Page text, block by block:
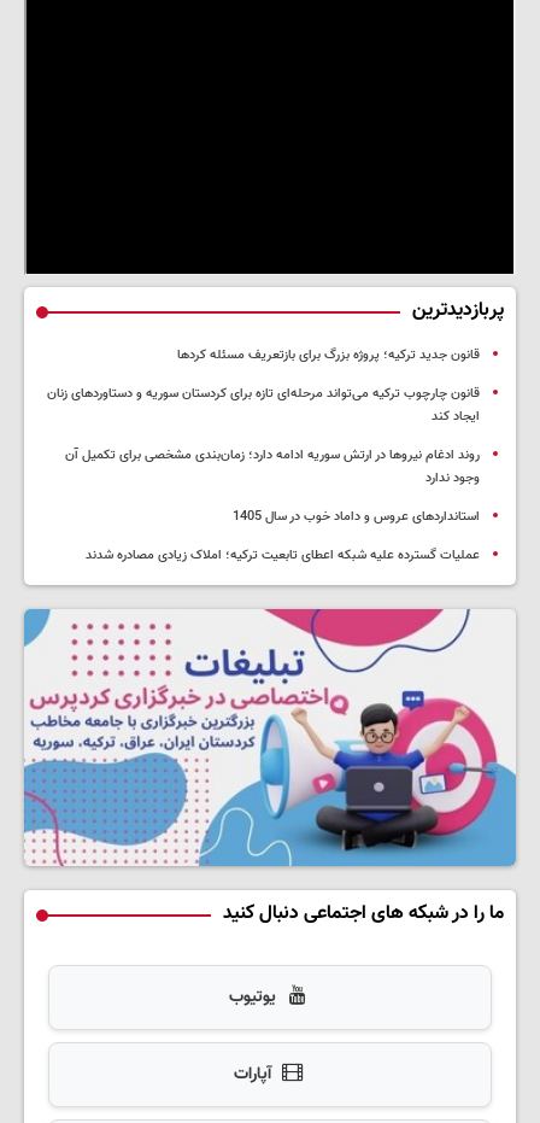
پربازدیدترین
قانون جدید ترکیه؛ پروژه بزرگ‌ برای بازتعریف مسئله کردها
قانون چارچوب ترکیه می‌تواند مرحله‌ای تازه برای کردستان سوریه و دستاوردهای زنان
ایجاد کند
روند ادغام نیروها در ارتش سوریه ادامه دارد؛ زمان‌بندی مشخصی برای تکمیل آن
وجود ندارد
استانداردهای عروس و داماد خوب در سال 1405
عملیات گسترده علیه شبکه اعطای تابعیت ترکیه؛ املاک زیادی مصادره شدند
ما را در شبکه های اجتماعی دنبال کنید
یوتیوب
آپارات